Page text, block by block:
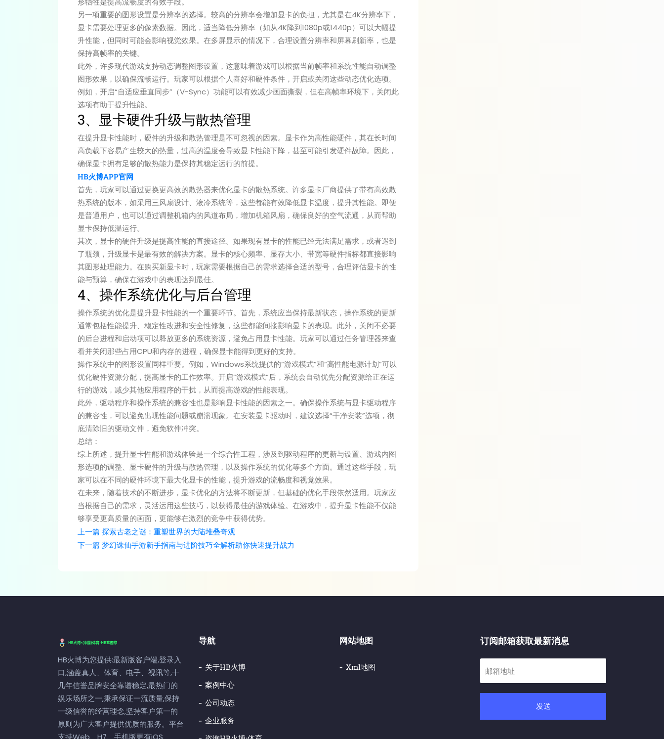
另一项重要的图形设置是分辨率的选择。较高的分辨率会增加显卡的负担，尤其是在4K分辨率下，
显卡需要处理更多的像素数据。因此，适当降低分辨率（如从4K降到1080p或1440p）可以大幅提
升性能，但同时可能会影响视觉效果。在多屏显示的情况下，合理设置分辨率和屏幕刷新率，也是
保持高帧率的关键。
此外，许多现代游戏支持动态调整图形设置，这意味着游戏可以根据当前帧率和系统性能自动调整
图形效果，以确保流畅运行。玩家可以根据个人喜好和硬件条件，开启或关闭这些动态优化选项。
例如，开启“自适应垂直同步”（V-Sync）功能可以有效减少画面撕裂，但在高帧率环境下，关闭此
选项有助于提升性能。
3、显卡硬件升级与散热管理
在提升显卡性能时，硬件的升级和散热管理是不可忽视的因素。显卡作为高性能硬件，其在长时间
高负载下容易产生较大的热量，过高的温度会导致显卡性能下降，甚至可能引发硬件故障。因此，
确保显卡拥有足够的散热能力是保持其稳定运行的前提。
HB火博APP官网
首先，玩家可以通过更换更高效的散热器来优化显卡的散热系统。许多显卡厂商提供了带有高效散
热系统的版本，如采用三风扇设计、液冷系统等，这些都能有效降低显卡温度，提升其性能。即便
是普通用户，也可以通过调整机箱内的风道布局，增加机箱风扇，确保良好的空气流通，从而帮助
显卡保持低温运行。
其次，显卡的硬件升级是提高性能的直接途径。如果现有显卡的性能已经无法满足需求，或者遇到
了瓶颈，升级显卡是最有效的解决方案。显卡的核心频率、显存大小、带宽等硬件指标都直接影响
其图形处理能力。在购买新显卡时，玩家需要根据自己的需求选择合适的型号，合理评估显卡的性
能与预算，确保在游戏中的表现达到最佳。
4、操作系统优化与后台管理
操作系统的优化是提升显卡性能的一个重要环节。首先，系统应当保持最新状态，操作系统的更新
通常包括性能提升、稳定性改进和安全性修复，这些都能间接影响显卡的表现。此外，关闭不必要
的后台进程和启动项可以释放更多的系统资源，避免占用显卡性能。玩家可以通过任务管理器来查
看并关闭那些占用CPU和内存的进程，确保显卡能得到更好的支持。
操作系统中的图形设置同样重要。例如，Windows系统提供的“游戏模式”和“高性能电源计划”可以
优化硬件资源分配，提高显卡的工作效率。开启“游戏模式”后，系统会自动优先分配资源给正在运
行的游戏，减少其他应用程序的干扰，从而提高游戏的性能表现。
此外，驱动程序和操作系统的兼容性也是影响显卡性能的因素之一。确保操作系统与显卡驱动程序
的兼容性，可以避免出现性能问题或崩溃现象。在安装显卡驱动时，建议选择“干净安装”选项，彻
底清除旧的驱动文件，避免软件冲突。
总结：
综上所述，提升显卡性能和游戏体验是一个综合性工程，涉及到驱动程序的更新与设置、游戏内图
形选项的调整、显卡硬件的升级与散热管理，以及操作系统的优化等多个方面。通过这些手段，玩
家可以在不同的硬件环境下最大化显卡的性能，提升游戏的流畅度和视觉效果。
在未来，随着技术的不断进步，显卡优化的方法将不断更新，但基础的优化手段依然适用。玩家应
当根据自己的需求，灵活运用这些技巧，以获得最佳的游戏体验。在游戏中，提升显卡性能不仅能
够享受更高质量的画面，更能够在激烈的竞争中获得优势。
上一篇 探索古老之谜：重塑世界的大陆堆叠奇观
下一篇 梦幻诛仙手游新手指南与进阶技巧全解析助你快速提升战力
HB火博为您提供:最新版客户端,登录入
口,涵盖真人、体育、电子、视讯等,十
几年信誉品牌安全靠谱稳定,最热门的
娱乐场所之一,秉承保证一流质量,保持
一级信誉的经营理念,坚持客户第一的
原则为广大客户提供优质的服务。平台
支持Web、H7、手机版更有iOS、
导航
关于HB火博
案例中心
公司动态
企业服务
网站地图
Xml地图
订阅邮箱获取最新消息
发送